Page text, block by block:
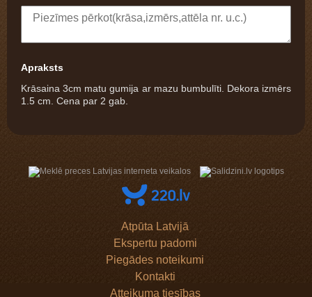
Apraksts
Krāsaina 3cm matu gumija ar mazu bumbulīti. Dekora izmērs
1.5 cm. Cena par 2 gab.
Atpūta Latvijā
Ekspertu padomi
Piegādes noteikumi
Kontakti
Atteikuma tiesības